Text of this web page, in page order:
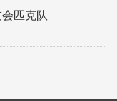
匹克队